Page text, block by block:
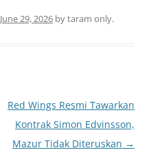
June 29, 2026 bytaram only.
Red Wings Resmi Tawarkan
Kontrak Simon Edvinsson,
Mazur Tidak Diteruskan →